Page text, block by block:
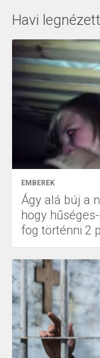
Havi
EMBEREK
Ágy alá búj a
hogy
fog történni 2